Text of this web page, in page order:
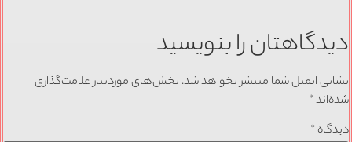
دیدگاهتان را بنویسید
نشانی ایمیل شما منتشر نخواهد شد. بخش‌های موردنیاز علامت‌گذاری
شده‌اند*
دیدگاه *